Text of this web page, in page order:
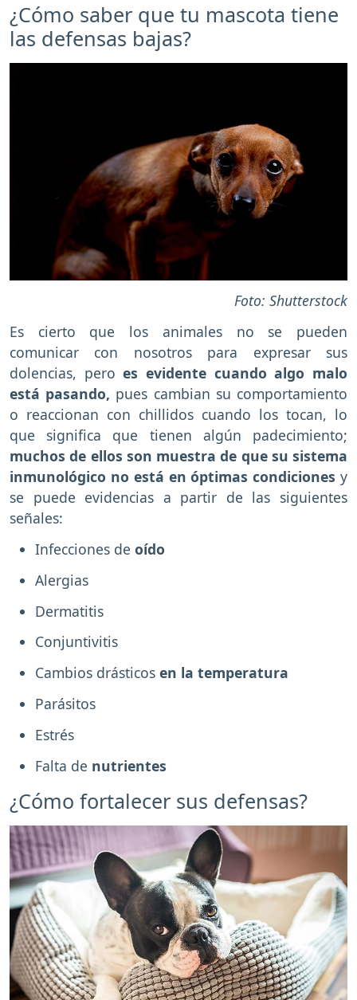
¿Cómo saber que tu mascota tiene
las defensas bajas?
Foto: Shutterstock
Es cierto que los animales no se pueden
comunicar con nosotros para expresar sus
dolencias, peroes evidente cuando algo malo
está pasando, pues cambian su comportamiento
o reaccionan con chillidos cuando los tocan, lo
que significa que tienen algún padecimiento;
muchos de ellos son muestra de que su sistema
inmunológico no está en óptimas condiciones y
se puede evidencias a partir de las siguientes
señales:
Infecciones de oído
Alergias
Dermatitis
Conjuntivitis
Cambios drásticos en la temperatura
Parásitos
Estrés
Falta de nutrientes
¿Cómo fortalecer sus defensas?